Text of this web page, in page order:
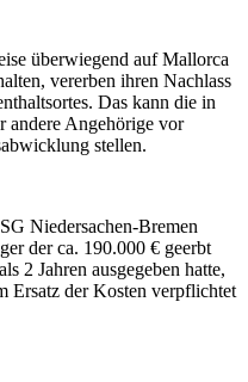
überwiegend auf Mallorca
vererben ihren Nachlass
Das kann die in
andere Angehörige vor
stellen.
Niedersachen-Bremen
der ca. 190.000 € geerbt
2 Jahren ausgegeben hatte,
Ersatz der Kosten verpflichtet